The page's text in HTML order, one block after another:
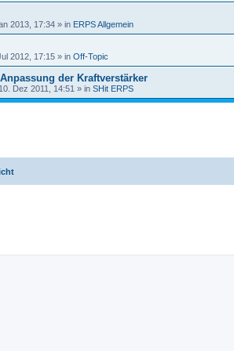
2013, 17:34 » in ERPS Allgemein
2012, 17:15 » in Off-Topic
der Kraftverstärker
Dez 2011, 14:51 » in SHit ERPS